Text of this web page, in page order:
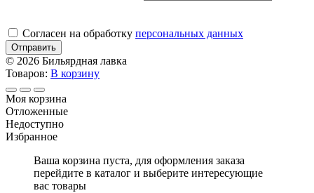
Cогласен на обработку персональных данных
Отправить
© 2026 Бильярдная лавка
Товаров: В корзину
Моя корзина
Отложенные
Недоступно
Избранное
Ваша корзина пуста, для оформления заказа
перейдите в каталог и выберите интересующие
вас товары